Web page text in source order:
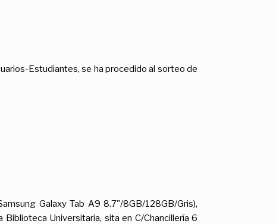
Estudiantes, se ha procedido al sorteo de
Galaxy Tab A9 8.7"/8GB/128GB/Gris),
Universitaria, sita en C/Chancillería 6